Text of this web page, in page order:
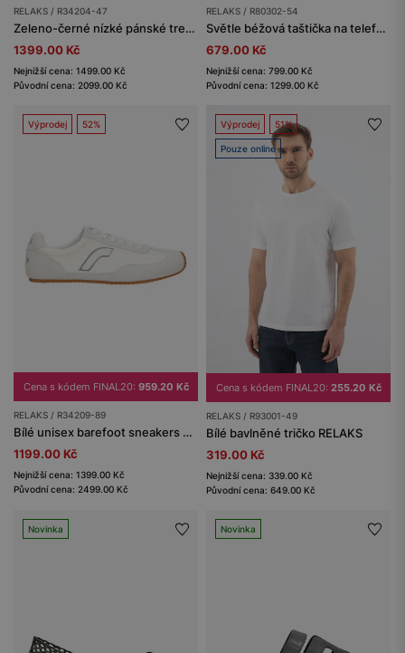
RELAKS / R34204-47
Zeleno-černé nízké pánské trekingové boty RELAKS s membránou nano-TEX™
1399.00 Kč
Nejnižší cena: 1499.00 Kč
Původní cena: 2099.00 Kč
RELAKS / R80302-54
Světle béžová taštička na telefon RELAKS
679.00 Kč
Nejnižší cena: 799.00 Kč
Původní cena: 1299.00 Kč
Výprodej 52%
Cena s kódem FINAL20: 959.20 Kč
RELAKS / R34209-89
Bílé unisex barefoot sneakers na ploché podrážce RELAKS
1199.00 Kč
Nejnižší cena: 1399.00 Kč
Původní cena: 2499.00 Kč
Výprodej 51%
Pouze online
Cena s kódem FINAL20: 255.20 Kč
RELAKS / R93001-49
Bílé bavlněné tričko RELAKS
319.00 Kč
Nejnižší cena: 339.00 Kč
Původní cena: 649.00 Kč
Novinka Novinka